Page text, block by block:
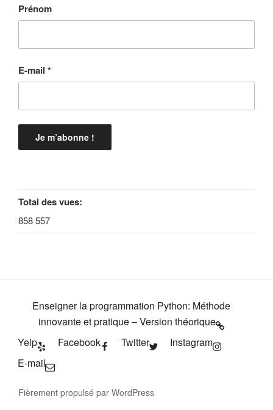
Prénom
E-mail *
Total des vues:
858 557
Enseigner la programmation Python: Méthode
innovante et pratique – Version théorique
Yelp
Facebook Twitter
Instagram
E-mail
Fièrement propulsé par WordPress